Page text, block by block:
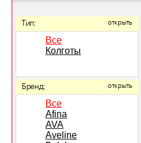
Тип: открыть
Все
Колготы
Бренд: открыть
Все
Afina
AVA
Aveline